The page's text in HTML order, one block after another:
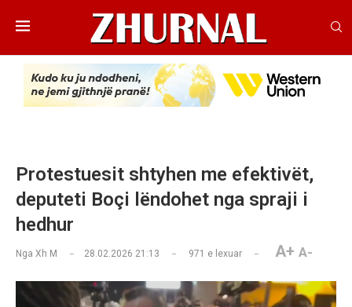
Protestuesit shtyhen me efektivët,
deputeti Boçi lëndohet nga spraji i
hedhur
Nga Xh M 28.02.2026 21:13 971 e lexuar A+ A-